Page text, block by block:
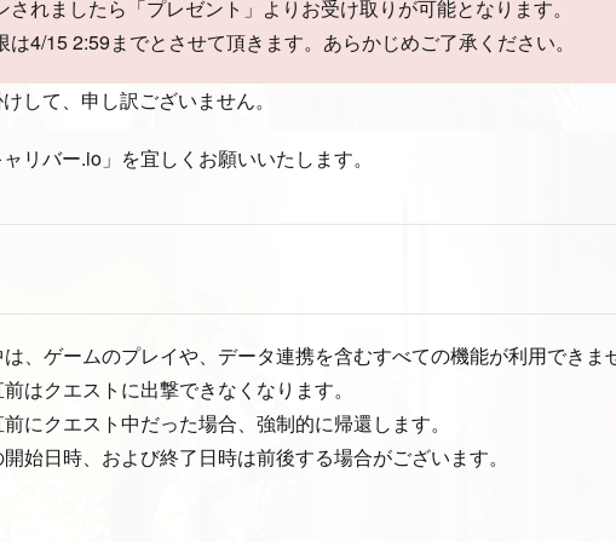
されましたら「プレゼント」よりお受け取りが可能となります。
は4/15 2:59までとさせて頂きます。あらかじめご了承ください。
して、申し訳ございません。
リバー.io」を宜しくお願いいたします。
、ゲームのプレイや、データ連携を含むすべての機能が利用できま
はクエストに出撃できなくなります。
にクエスト中だった場合、強制的に帰還します。
始日時、および終了日時は前後する場合がございます。